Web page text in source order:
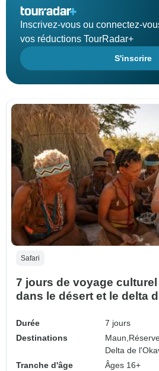
Inscrivez-vous ou connectez-
vos réductions TourRadar+
S'inscrire
Safari
7 jours de voyage
dans le désert et le delta
Durée
7 jours
Destinations
Maun,
Delta de
Tranche d'âge
Âges 16+